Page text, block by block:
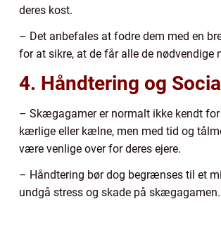
deres kost.
– Det anbefales at fodre dem med en
for at sikre, at de får alle de
4. Håndtering og
– Skægagamer er normalt ikke kendt
kærlige eller kælne, men med tid og
være venlige over for deres ejere.
– Håndtering bør dog begrænses til et
undgå stress og skade på skægagamen.